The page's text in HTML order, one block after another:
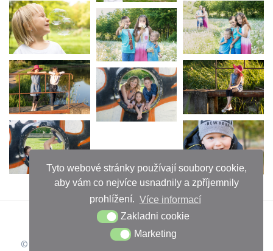
Tyto webové stránky používají soubory cookie,
aby vám co nejvíce usnadnily a zpříjemnily
prohlížení. Více informací
Zakladni cookie
Marketing
© 2026 Iveta Chuchlova. Vytvořeno pomocí WordPressu a